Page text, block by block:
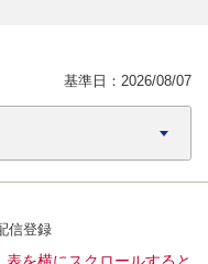
基準日： 2026/08/07
信登録